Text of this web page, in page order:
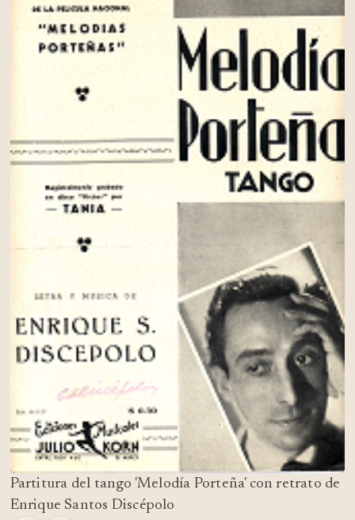
Partitura del tango 'Melodía Porteña' con retrato de
Enrique Santos Discépolo